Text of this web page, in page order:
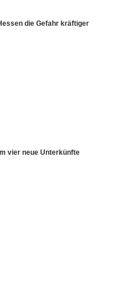
die Gefahr kräftiger
vier neue Unterkünfte